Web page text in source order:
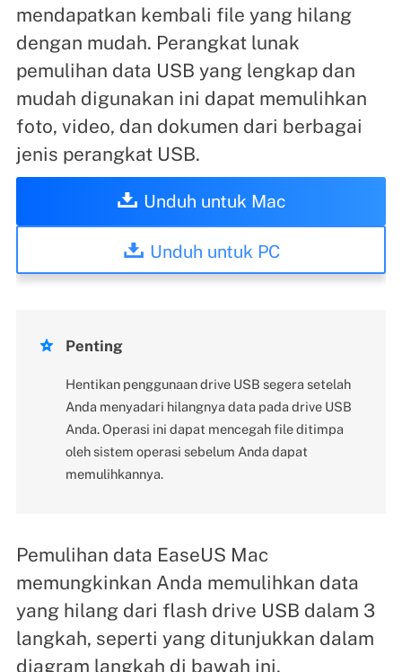
mendapatkan kembali file yang hilang
dengan mudah. Perangkat lunak
pemulihan data USB yang lengkap dan
mudah digunakan ini dapat memulihkan
foto, video, dan dokumen dari berbagai
jenis perangkat USB.
Unduh untuk Mac
Unduh untuk PC
 Penting
Hentikan penggunaan drive USB segera setelah
Anda menyadari hilangnya data pada drive USB
Anda. Operasi ini dapat mencegah file ditimpa
oleh sistem operasi sebelum Anda dapat
memulihkannya.
Pemulihan data EaseUS Mac
memungkinkan Anda memulihkan data
yang hilang dari flash drive USB dalam 3
langkah, seperti yang ditunjukkan dalam
diagram langkah di bawah ini.